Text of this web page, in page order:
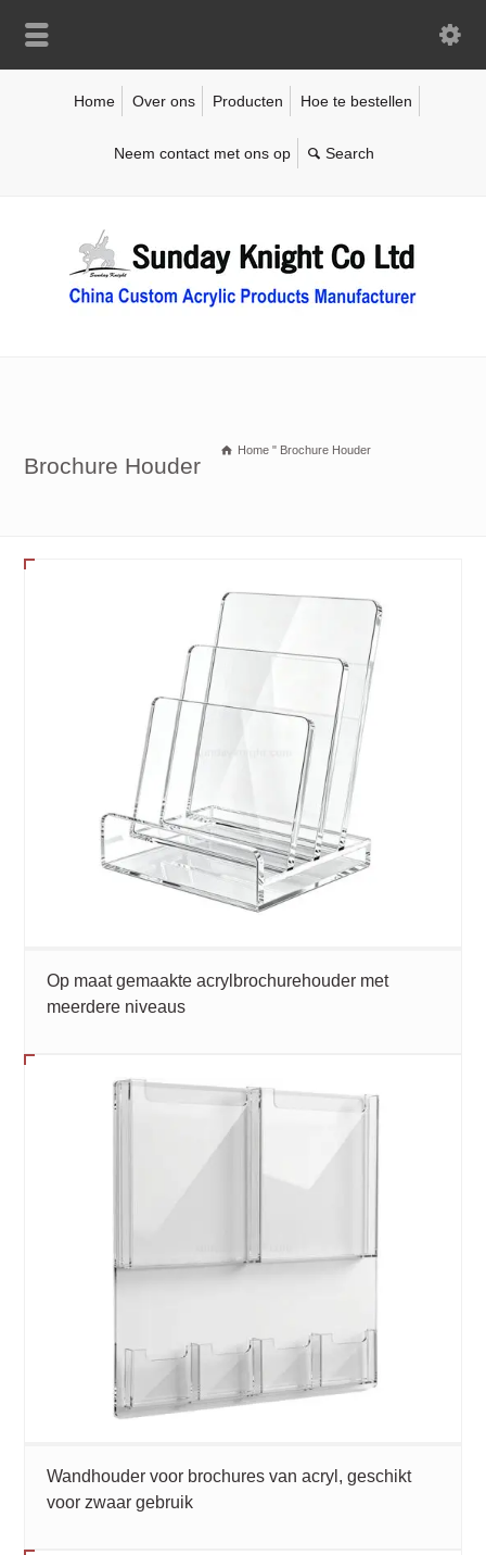
Home Over ons Producten Hoe te bestellen
Neem contact met ons op
Brochure Houder
Home " Brochure Houder
Op maat gemaakte acrylbrochurehouder met
meerdere niveaus
Wandhouder voor brochures van acryl, geschikt
voor zwaar gebruik